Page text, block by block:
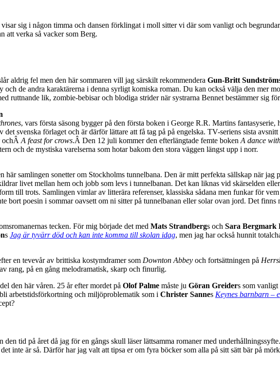
sig i någon timma och dansen förklingat i moll sitter vi där som vanligt och
att verka så vacker som Berg.
aldrig fel men den här sommaren vill jag särskilt rekommendera Gun-Britt Sundström
de andra karaktärerna i denna syrligt komiska roman. Du kan också välja den mer
ruttnande lik, zombie-bebisar och blodiga strider när systrarna Bennet bestämmer sig
, vars första säsong bygger på den första boken i George R.R. Martins
svenska förlaget och är därför lättare att få tag på på engelska. TV-seriens sista
ochÂA feast for crows.Â Den 12 juli kommer den efterlängtade femte bokenA dance
och de mystiska varelserna som hotar bakom den stora väggen längst upp i norr.
här samlingen sonetter om Stockholms tunnelbana. Den är mitt perfekta sällskap när
livet mellan hem och jobb som levs i tunnelbanan. Det kan liknas vid skärselden
till trots. Samlingen vimlar av litterära referenser, klassiska sådana men funkar för
bort poesin i sommar oavsett om ni sitter på tunnelbanan eller solar ovan jord. Det finns
tecken. För mig började det med Mats Strandbergs och Sara Bergmark
s Jag är tyvärr död och kan inte komma till skolan idag, men jag har också hunnit
en tevevår av brittiska kostymdramer som Downton Abbey och fortsättningen på
rang, på en gång melodramatisk, skarp och finurlig.
den här våren. 25 år efter mordet på Olof Palme måste ju Göran Greiders som
arbetstidsförkortning och miljöproblematik som i Christer Sannes Keynes barnbarn –
den tid på året då jag för en gångs skull läser lättsamma romaner med
inte är så. Därför har jag valt att tipsa er om fyra böcker som alla på sitt sätt bär på